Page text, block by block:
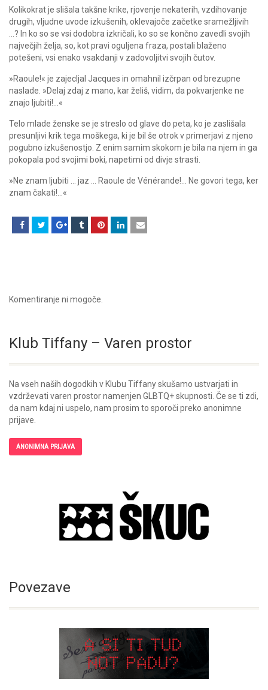
Kolikokrat je slišala takšne krike, rjovenje nekaterih, vzdihovanje
drugih, vljudne uvode izkušenih, oklevajoče začetke sramežljivih
…? In ko so se vsi dodobra izkričali, ko so se končno zavedli svojih
največjih želja, so, kot pravi oguljena fraza, postali blaženo
potešeni, vsi enako vsakdanji v zadovoljitvi svojih čutov.
»Raoule!« je zajecljal Jacques in omahnil izčrpan od brezupne
naslade. »Delaj zdaj z mano, kar želiš, vidim, da pokvarjenke ne
znajo ljubiti!…«
Telo mlade ženske se je streslo od glave do peta, ko je zaslišala
presunljivi krik tega moškega, ki je bil še otrok v primerjavi z njeno
pogubno izkušenostjo. Z enim samim skokom je bila na njem in ga
pokopala pod svojimi boki, napetimi od divje strasti.
»Ne znam ljubiti … jaz … Raoule de Vénérande!… Ne govori tega, ker
znam čakati!…«
Komentiranje ni mogoče.
Klub Tiffany – Varen prostor
Na vseh naših dogodkih v Klubu Tiffany skušamo ustvarjati in
vzdrževati varen prostor namenjen GLBTQ+ skupnosti. Če se ti zdi,
da nam kdaj ni uspelo, nam prosim to sporoči preko anonimne
prijave.
ANONIMNA PRIJAVA
Povezave